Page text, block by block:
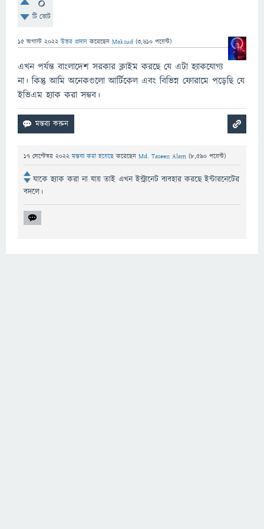
টি ভোট
15 অগাস্ট 2022 উত্তর প্রদান করেছেন Maksud (3,610 পয়েন্ট)
এখন পর্যন্ত বাংলাদেশ সরকার ক্লাইম করছে যে এটা হ্যাকযোগ্য
না। কিন্তু আমি অনেকগুলো আর্টিকেল এবং বিভিন্ন ফোরামে পড়েছি যে
ইভিএম হ্যাক করা সম্ভব।
17 সেপ্টেম্বর 2022 মন্তব্য করা হয়েছেকরেছেন Md. Taseen Alam (8,590 পয়েন্ট)
যাকে হ্যাক করা না যায় তাই এখন ইন্ট্রানেট ব্যবহার করছে ইন্টারনেটের
বদলে।